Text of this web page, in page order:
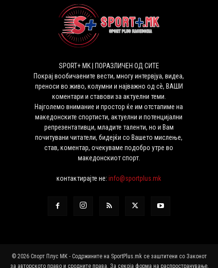
SPORT+ MK | ПОРАЗЛИЧЕН ОД СИТЕ
Покрај вообичаените вести, многу интервјуа, видеа,
преноси во живо, колумни и најважно од сѐ, ВАШИ
коментари и ставови за актуелни теми.
Најголемо внимание и простор ќе им отстапиме на
македонските спортисти, актуелни и потенцијални
репрезентативци, младите таленти, но и Вам
почитувани читатели, бидејќи со Вашето мислење,
став, коментар, очекуваме подобро утре во
македонскиот спорт.
контактирајте не:info@sportplus.mk
© 2026 Спорт Плус МК - Содржините на SportPlus.mk се заштитени со Законот
за авторското право и сродните права. За секоја форма на распространување,